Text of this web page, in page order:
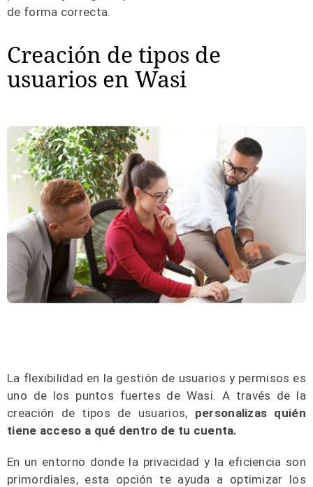
de forma correcta.
Creación de tipos de
usuarios en Wasi
La flexibilidad en la gestión de usuarios y permisos es
uno de los puntos fuertes de Wasi. A través de la
creación de tipos de usuarios, personalizas quién
tiene acceso a qué dentro de tu cuenta.
En un entorno donde la privacidad y la eficiencia son
primordiales, esta opción te ayuda a optimizar los